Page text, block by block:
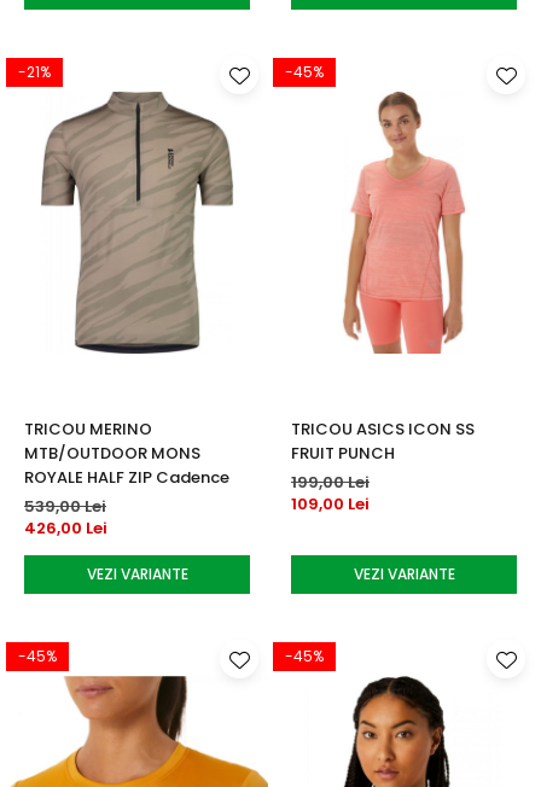
-21%
TRICOU MERINO
MTB/OUTDOOR MONS
ROYALE HALF ZIP Cadence
539,00 Lei
426,00 Lei
VEZI VARIANTE
-45%
TRICOU ASICS ICON SS
FRUIT PUNCH
199,00 Lei
109,00 Lei
VEZI VARIANTE
-45% -45%